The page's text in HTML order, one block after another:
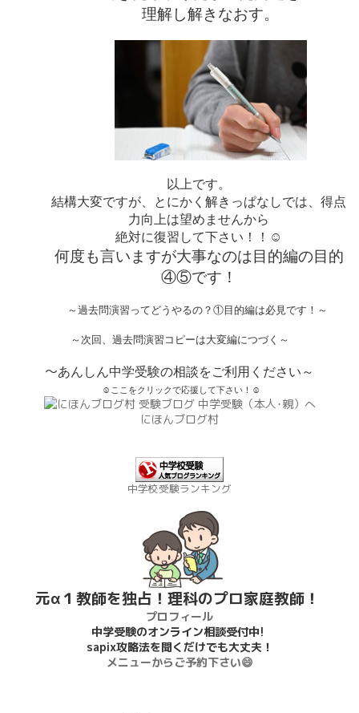
理解し解きなおす。
以上です。
結構大変ですが、とにかく解きっぱなしでは、得点
力向上は望めませんから
絶対に復習して下さい！！☺
何度も言いますが大事なのは目的編の目的
④⑤です！
～過去問演習ってどうやるの？①目的編は必見です！～
～次回、過去問演習コピーは大変編につづく～
～あんしん中学受験の相談をご利用ください～
☺ここをクリックで応援して下さい！☺
にほんブログ村
中学校受験ランキング
元α１教師を独占！理科のプロ家庭教師！
プロフィール
中学受験のオンライン相談受付中!
sapix攻略法を聞くだけでも大丈夫！
メニューからご予約下さい😄